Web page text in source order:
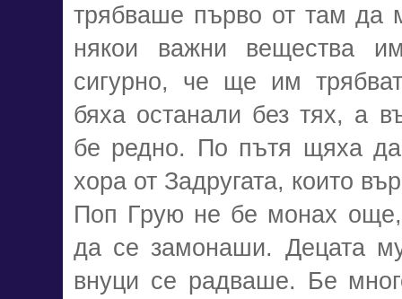
трябваше първо от там да
някои важни вещества
сигурно, че ще им
бяха останали без тях, а
бе редно. По пътя щяха
хора от Задругата, които
Поп Грую не бе монах
да се замонаши. Децата
внуци се радваше. Бе